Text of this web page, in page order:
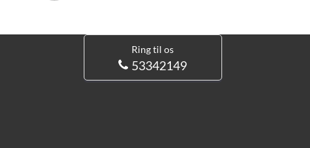
Ring til os
53342149